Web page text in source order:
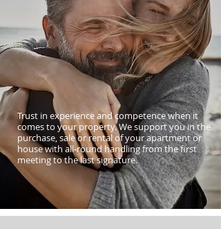
Trust in experience and competence when it
comes to your property. We support you in the
purchase, sale or rental of your apartment or
house with all-round handling from the first
meeting to the last signature.